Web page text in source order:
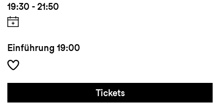
19:30 - 21:50
Einführung 19:00
Tickets